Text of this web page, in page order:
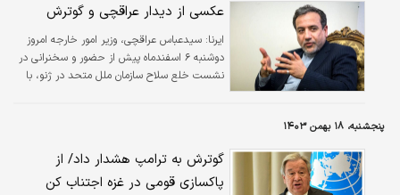
عکسی از دیدار عراقچی و گوترش
ایرنا: سیدعباس عراقچی، وزیر امور خارجه امروز
دوشنبه ۶ اسفندماه پیش از حضور و سخنرانی در
نشست خلع سلاح سازمان ملل متحد در ژنو، با
پنجشنبه، ۱۸ بهمن ۱۴۰۳
گوترش به ترامپ هشدار داد/ از
پاکسازی قومی در غزه اجتناب کن